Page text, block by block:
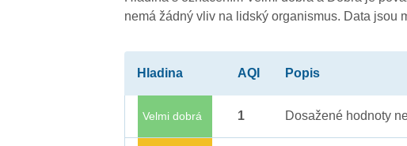
nemá žádný vliv na lidský organismus. Data jsou
Hladina AQI Popis
Velmi dobrá 1 Dosažené hodnoty